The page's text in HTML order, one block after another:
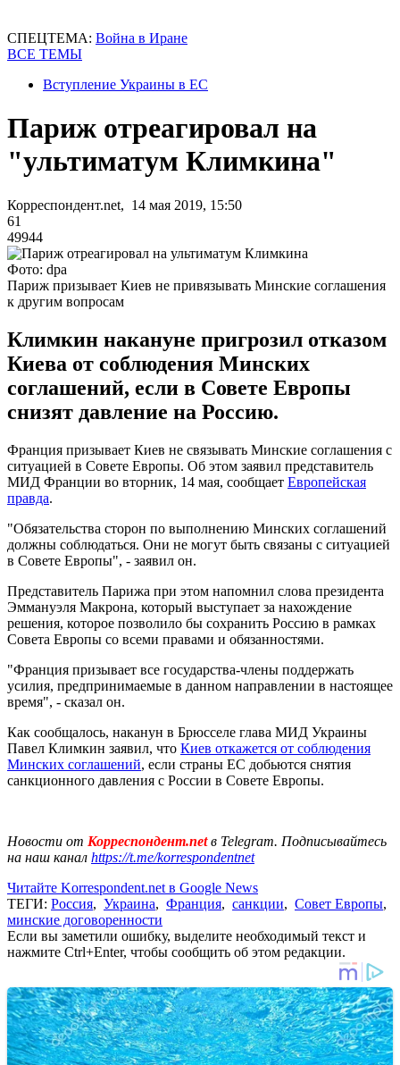
СПЕЦТЕМА: Война в Иране
ВСЕ ТЕМЫ
Вступление Украины в ЕС
Париж отреагировал на
"ультиматум Климкина"
Корреспондент.net, 14 мая 2019, 15:50
61
49944
Фото: dpa
Париж призывает Киев не привязывать Минские соглашения
к другим вопросам
Климкин накануне пригрозил отказом
Киева от соблюдения Минских
соглашений, если в Совете Европы
снизят давление на Россию.
Франция призывает Киев не связывать Минские соглашения с
ситуацией в Совете Европы. Об этом заявил представитель
МИД Франции во вторник, 14 мая, сообщает Европейская
правда.
"Обязательства сторон по выполнению Минских соглашений
должны соблюдаться. Они не могут быть связаны с ситуацией
в Совете Европы", - заявил он.
Представитель Парижа при этом напомнил слова президента
Эммануэля Макрона, который выступает за нахождение
решения, которое позволило бы сохранить Россию в рамках
Совета Европы со всеми правами и обязанностями.
"Франция призывает все государства-члены поддержать
усилия, предпринимаемые в данном направлении в настоящее
время", - сказал он.
Как сообщалось, наканун в Брюсселе глава МИД Украины
Павел Климкин заявил, что Киев откажется от соблюдения
Минских соглашений, если страны ЕС добьются снятия
санкционного давления с России в Совете Европы.
Новости от Корреспондент.netв Telegram. Подписывайтесь
на наш канал https://t.me/korrespondentnet
Читайте Korrespondent.net в Google News
ТЕГИ: Россия, Украина, Франция, санкции, Совет Европы,
минские договоренности
Если вы заметили ошибку, выделите необходимый текст и
нажмите Ctrl+Enter, чтобы сообщить об этом редакции.